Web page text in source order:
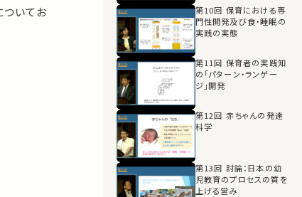
いてお
第10回 保育における専
門性開発及び食・睡眠の
実践の実態
第11回 保育者の実践知
の「パターン・ランゲー
ジ」開発
第12回 赤ちゃんの発達
科学
第13回 討論：日本の幼
児教育のプロセスの質を
上げる営み